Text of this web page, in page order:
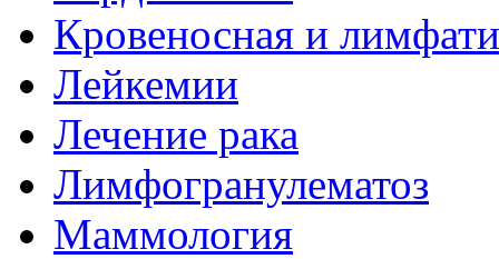
Кровеносная и
Лейкемии
Лечение рака
Лимфогранулематоз
Маммология